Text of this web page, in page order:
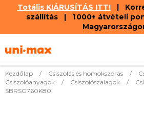
Totális KIÁRUSÍTÁS ITT!|
szállítás | 1 000+ átvételi
tartalomhoz
Kezdőlap / Csiszolás és homokszórás /
Csiszolóanyagok
/ Csiszolószalagok /
SBRSG760K80